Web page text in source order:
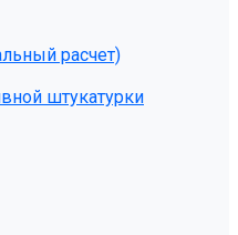
расчет)
штукатурки